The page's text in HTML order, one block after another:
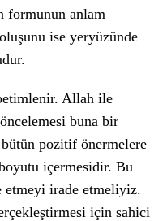
formunun anlam
ise yeryüzünde
Allah ile
buna bir
pozitif önermelere
içermesidir. Bu
etmeyi irade etmeliyiz.
için sahici